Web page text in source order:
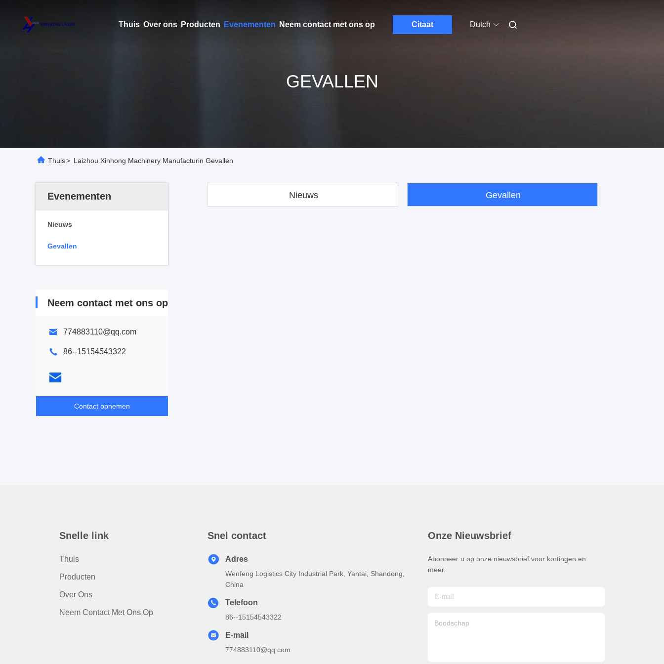
Thuis Over ons Producten Evenementen Neem contact met ons op Citaat Dutch
GEVALLEN
Thuis> Laizhou Xinhong Machinery Manufacturin Gevallen
Evenementen
Nieuws
Gevallen
Neem contact met ons op
774883110@qq.com
86--15154543322
Contact opnemen
Nieuws Gevallen
Snelle link
Thuis
Producten
Over Ons
Neem Contact Met Ons Op
Snel contact
Adres
Wenfeng Logistics City Industrial Park, Yantai, Shandong,
China
Telefoon
86--15154543322
E-mail
774883110@qq.com
Onze Nieuwsbrief
Abonneer u op onze nieuwsbrief voor kortingen en
meer.